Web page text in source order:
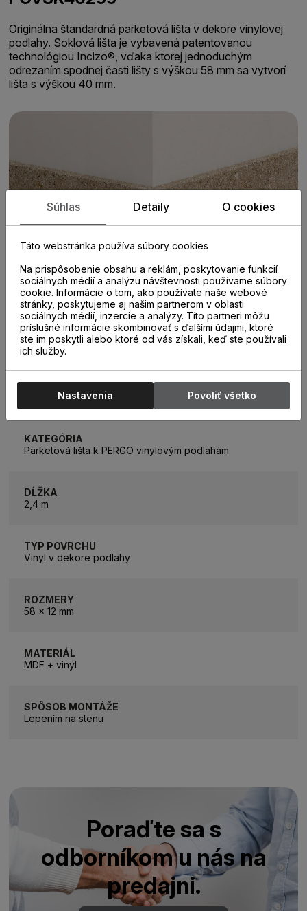
Originálna štandardná parketová lišta v dekore vinylovej
podlahy. Soklová lišta je vybavená patentovanou
technológiou Incizo®, vďaka ktorej jednoduchým
odrezaním spodnej časti lišty s výškou 58 mm sa vytvorí
lišta s výškou 40 mm.
PARAMETRE
KATEGÓRIA
Parketová lišta k PERGO vinylovým podlahám
DĹŽKA
2,4 m
TYP POVRCHU
Vinyl v dekore podlahy
ROZMERY
58 x 12 mm
MATERIÁL
MDF + vinyl
SPÔSOB MONTÁŽE
Lepením na stenu
Poraďte sa s
odborníkom u nás na
predajni.
Súhlas Detaily O cookies
Táto webstránka používa súbory cookies
Na prispôsobenie obsahu a reklám, poskytovanie funkcií
sociálnych médií a analýzu návštevnosti používame súbory
cookie. Informácie o tom, ako používate naše webové
stránky, poskytujeme aj našim partnerom v oblasti
sociálnych médií, inzercie a analýzy. Títo partneri môžu
príslušné informácie skombinovať s ďalšími údajmi, ktoré
ste im poskytli alebo ktoré od vás získali, keď ste používali
ich služby.
Nastavenia Povoliť všetko